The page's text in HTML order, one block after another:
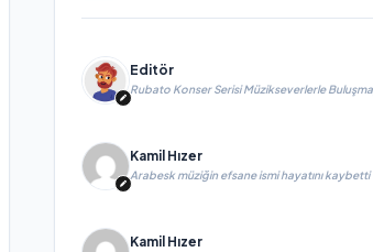
Editör
Rubato Konser Serisi Müzikseverlerle
Ediyor
Kamil Hızer
Arabesk müziğin efsane ismi hayatını kaybetti
Kamil Hızer